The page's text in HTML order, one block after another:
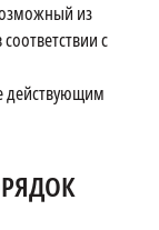
из
с
действующим